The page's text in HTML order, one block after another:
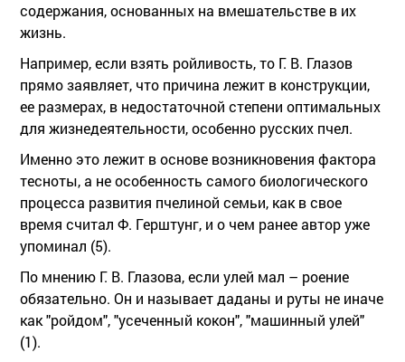
содержания, основанных на вмешательстве в их
жизнь.
Например, если взять ройливость, то Г. В. Глазов
прямо заявляет, что причина лежит в конструкции,
ее размерах, в недостаточной степени оптимальных
для жизнедеятельности, особенно русских пчел.
Именно это лежит в основе возникновения фактора
тесноты, а не особенность самого биологического
процесса развития пчелиной семьи, как в свое
время считал Ф. Герштунг, и о чем ранее автор уже
упоминал (5).
По мнению Г. В. Глазова, если улей мал – роение
обязательно. Он и называет даданы и руты не иначе
как "ройдом", "усеченный кокон", "машинный улей"
(1).